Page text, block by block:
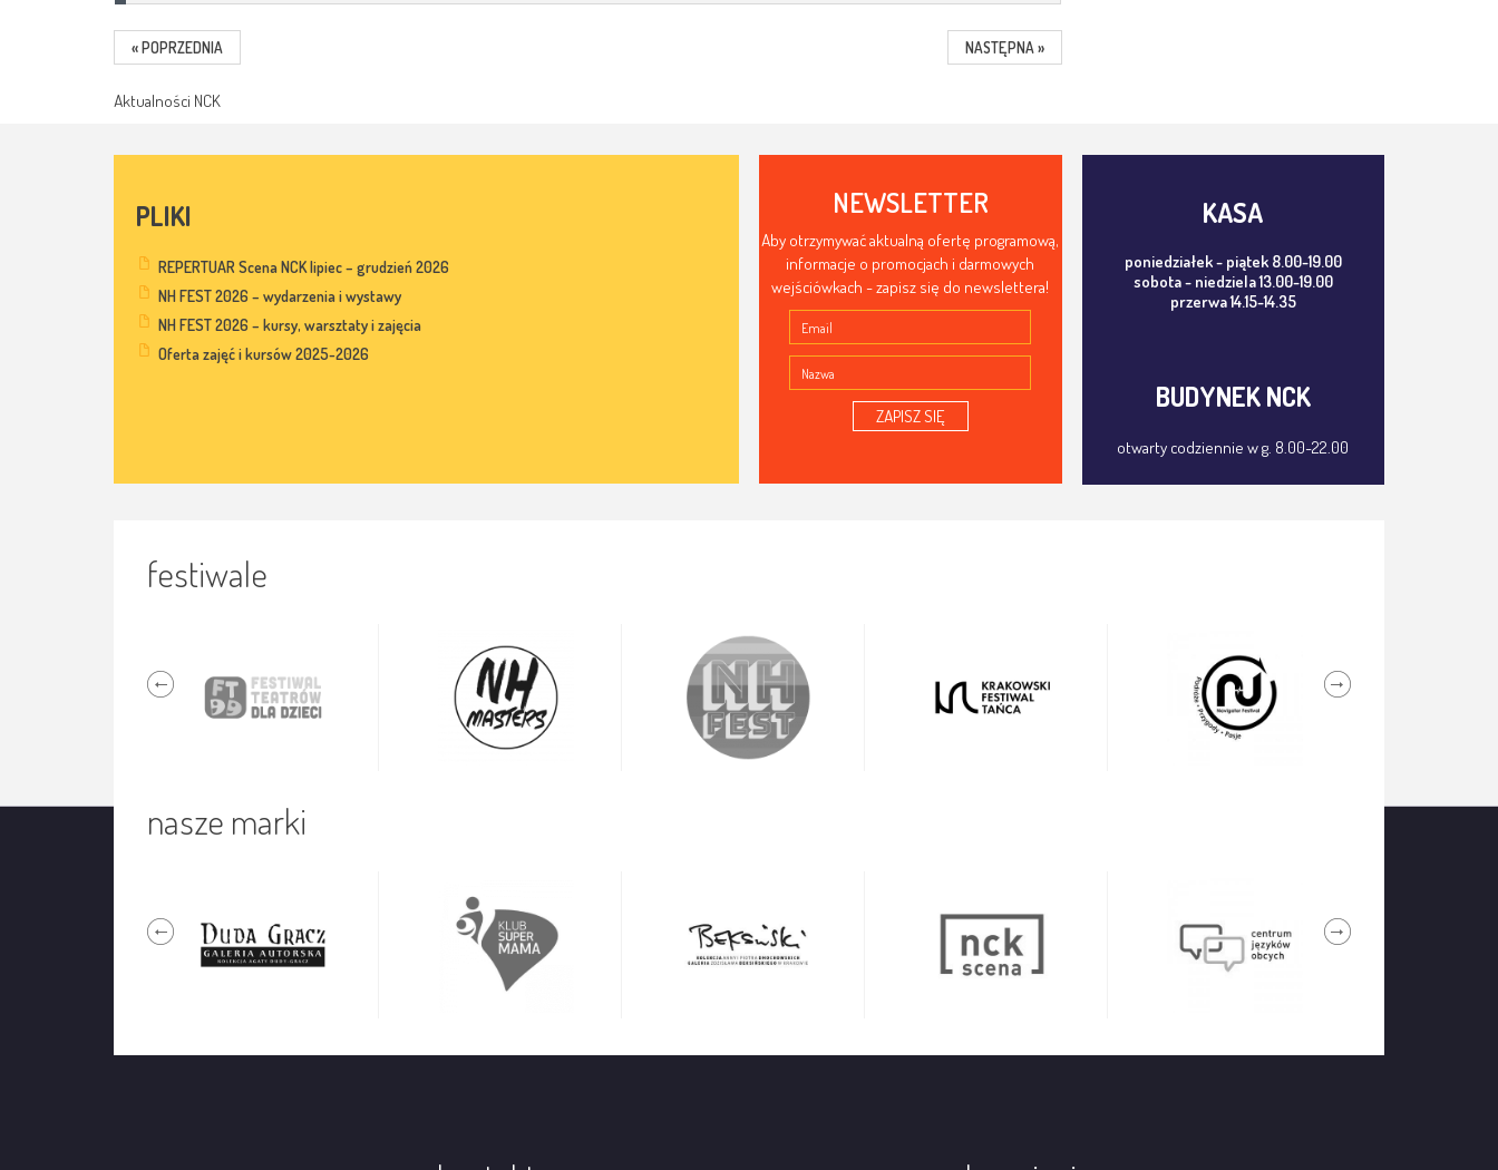
« POPRZEDNIA NASTĘPNA »
Aktualności NCK
PLIKI
REPERTUAR Scena NCK lipiec – grudzień 2026
NH FEST 2026 – wydarzenia i wystawy
NH FEST 2026 – kursy, warsztaty i zajęcia
Oferta zajęć i kursów 2025-2026
NEWSLETTER
Aby otrzymywać aktualną ofertę programową,
informacje o promocjach i darmowych
wejściówkach - zapisz się do newslettera!
ZAPISZ SIĘ
KASA
poniedziałek - piątek 8.00-19.00
sobota - niedziela 13.00-19.00
przerwa 14.15-14.35
BUDYNEK NCK
otwarty codziennie w g. 8.00-22.00
festiwale
nasze marki